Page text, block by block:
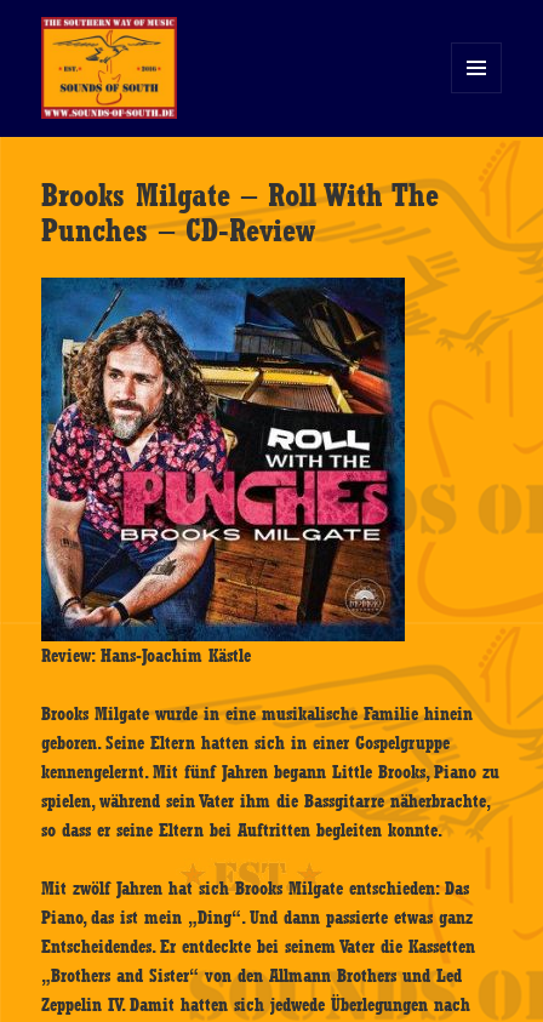
WIDGETS
Brooks Milgate – Roll With The
Punches – CD-Review
Review: Hans-Joachim Kästle
Brooks Milgate wurde in eine musikalische Familie hinein
geboren. Seine Eltern hatten sich in einer Gospelgruppe
kennengelernt. Mit fünf Jahren begann Little Brooks, Piano zu
spielen, während sein Vater ihm die Bassgitarre näherbrachte,
so dass er seine Eltern bei Auftritten begleiten konnte.
Mit zwölf Jahren hat sich Brooks Milgate entschieden: Das
Piano, das ist mein „Ding“. Und dann passierte etwas ganz
Entscheidendes. Er entdeckte bei seinem Vater die Kassetten
„Brothers and Sister“ von den Allmann Brothers und Led
Zeppelin IV. Damit hatten sich jedwede Überlegungen nach